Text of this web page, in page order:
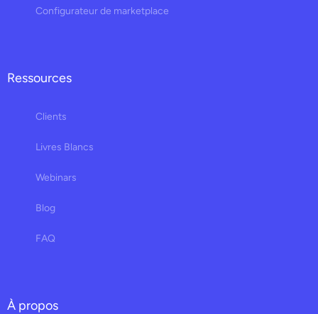
Configurateur de marketplace
Ressources
Clients
Livres Blancs
Webinars
Blog
FAQ
À propos